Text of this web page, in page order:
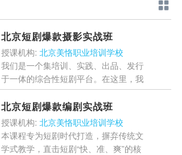
北京短剧爆款摄影实战班
授课机构: 北京美恪职业培训学校
我们是一个集培训、实践、出品、发行
于一体的综合性短剧平台。在这里，我
们不仅传授技艺，更致力于打造未来的
明星与行业精英，专业的系统培训:开
设短剧演员、导演、编剧、...[详情]
北京短剧爆款编剧实战班
授课机构: 北京美恪职业培训学校
本课程专为短剧时代打造，摒弃传统文
学式教学，直击短剧“快、准、爽”的核